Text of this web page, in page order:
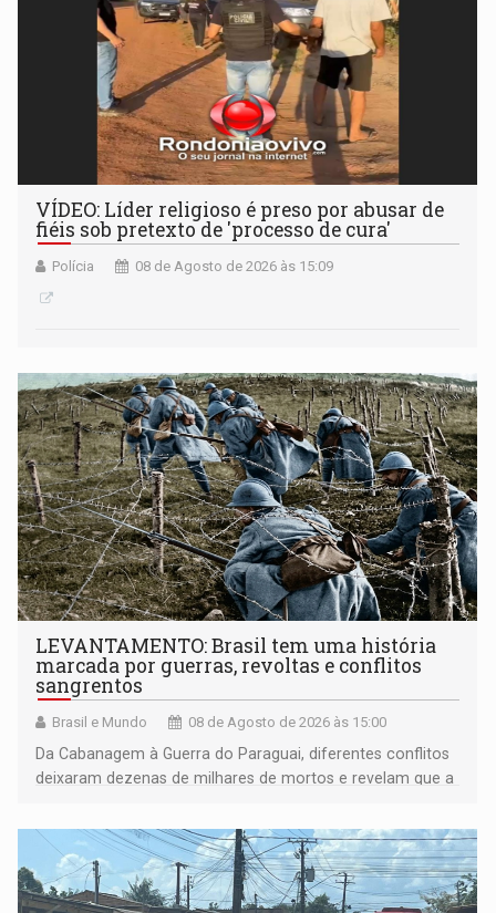
VÍDEO: Líder religioso é preso por abusar de
fiéis sob pretexto de 'processo de cura'
Polícia 08 de Agosto de 2026 às 15:09
LEVANTAMENTO: Brasil tem uma história
marcada por guerras, revoltas e conflitos
sangrentos
Brasil e Mundo 08 de Agosto de 2026 às 15:00
Da Cabanagem à Guerra do Paraguai, diferentes conflitos
deixaram dezenas de milhares de mortos e revelam que a
territoriais e sociais